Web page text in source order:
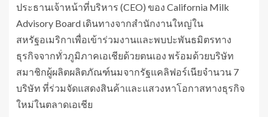
ประธานเจ้าหน้าที่บริหาร (CEO) ของ California Milk
Advisory Board เดินทางจากสำนักงานใหญ่ใน
สหรัฐอเมริกาเพื่อเข้าร่วมงานและพบปะพันธมิตรทาง
ธุรกิจจากทั่วภูมิภาคเอเชียด้วยตนเอง พร้อมด้วยบริษัท
สมาชิกผู้ผลิตผลิตภัณฑ์นมจากรัฐแคลิฟอร์เนียจำนวน 7
บริษัท ที่ร่วมจัดแสดงสินค้าและแสวงหาโอกาสทางธุรกิจ
ใหม่ในตลาดเอเชีย